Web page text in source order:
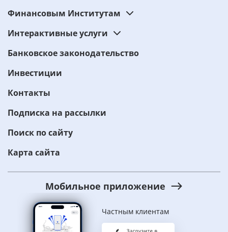
Финансовым Институтам
Интерактивные услуги
Банковское законодательство
Инвестиции
Контакты
Подписка на рассылки
Поиск по сайту
Карта сайта
Мобильное приложение
Частным клиентам